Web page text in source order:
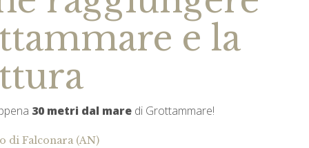
e la
30 metri dal mare di Grottammare!
di Falconara (AN)